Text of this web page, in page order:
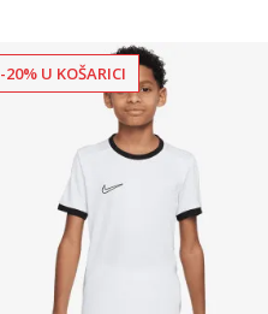
-20% U KOŠARICI